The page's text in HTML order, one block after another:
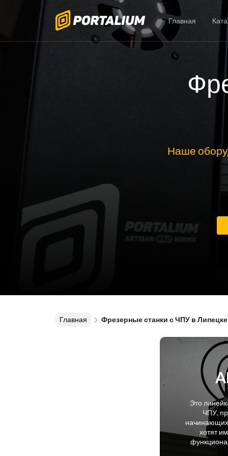
Главная
Наше
Главная Фрезерные станки с ЧПУ в Липецке
Это
ЧПУ,
начинающих
хотят